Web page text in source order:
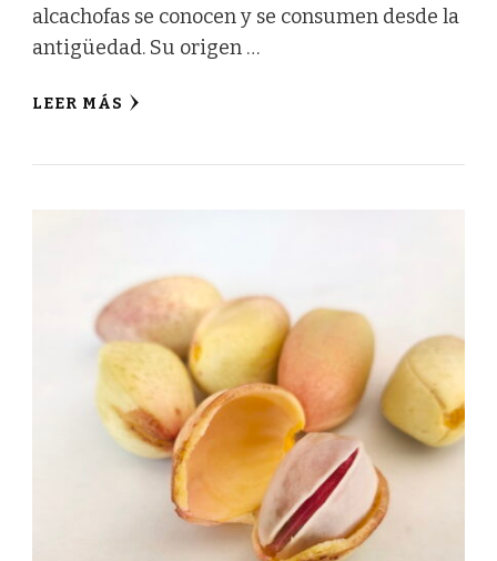
alcachofas se conocen y se consumen desde la
antigüedad. Su origen …
LEER MÁS